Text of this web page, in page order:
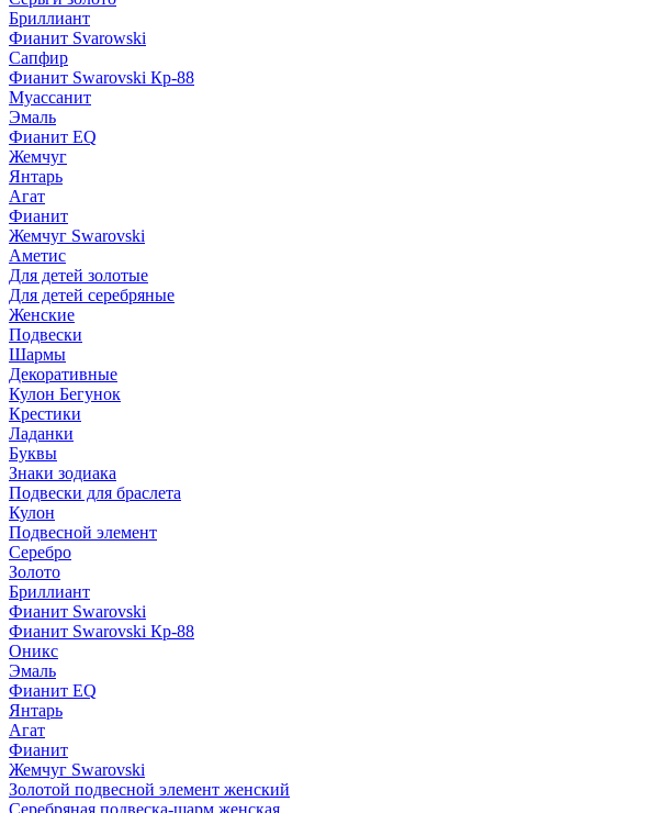
Бриллиант
Фианит Svarowski
Сапфир
Фианит Swarovski Кр-88
Муассанит
Эмаль
Фианит EQ
Жемчуг
Янтарь
Агат
Фианит
Жемчуг Swarovski
Аметис
Для детей золотые
Для детей серебряные
Женские
Подвески
Шармы
Декоративные
Кулон Бегунок
Крестики
Ладанки
Буквы
Знаки зодиака
Подвески для браслета
Кулон
Подвесной элемент
Серебро
Золото
Бриллиант
Фианит Swarovski
Фианит Swarovski Кр-88
Оникс
Эмаль
Фианит EQ
Янтарь
Агат
Фианит
Жемчуг Swarovski
Золотой подвесной элемент женcкий
Серебряная подвеска-шарм женская